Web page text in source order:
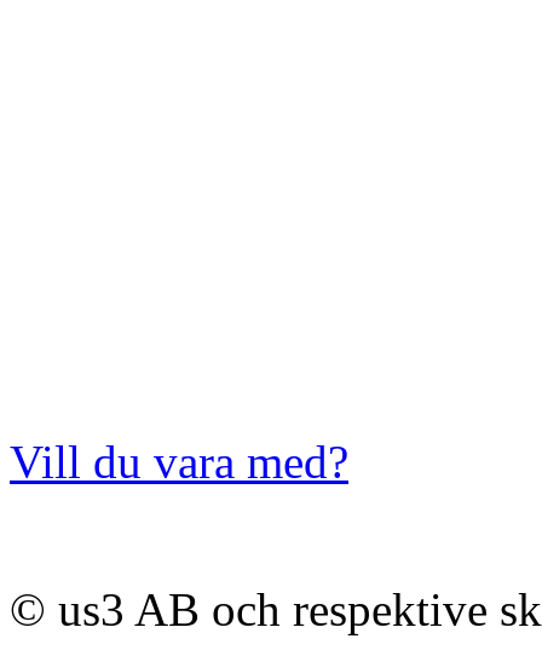
Vill du vara med?
© us3 AB och respektive